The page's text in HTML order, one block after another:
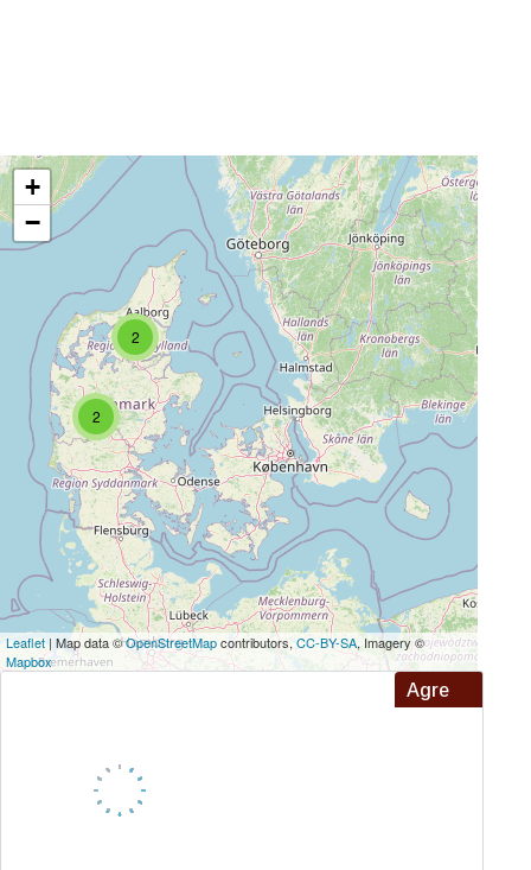
2
2
+
−
Leaflet | Map data ©OpenStreetMapcontributors, CC-BY-SA, Imagery ©
Mapbox
Agre